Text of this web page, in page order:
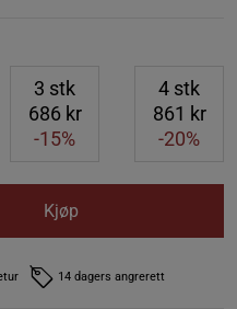
3 stk
686 kr
-15%
4 stk
861 kr
-20%
Kjøp
14 dagers angrerett